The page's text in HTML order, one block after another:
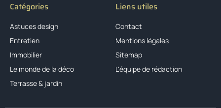
Catégories
Astuces design
Entretien
Immobilier
Le monde de la déco
Terrasse & jardin
Liens utiles
Contact
Mentions légales
Sitemap
L'équipe de rédaction